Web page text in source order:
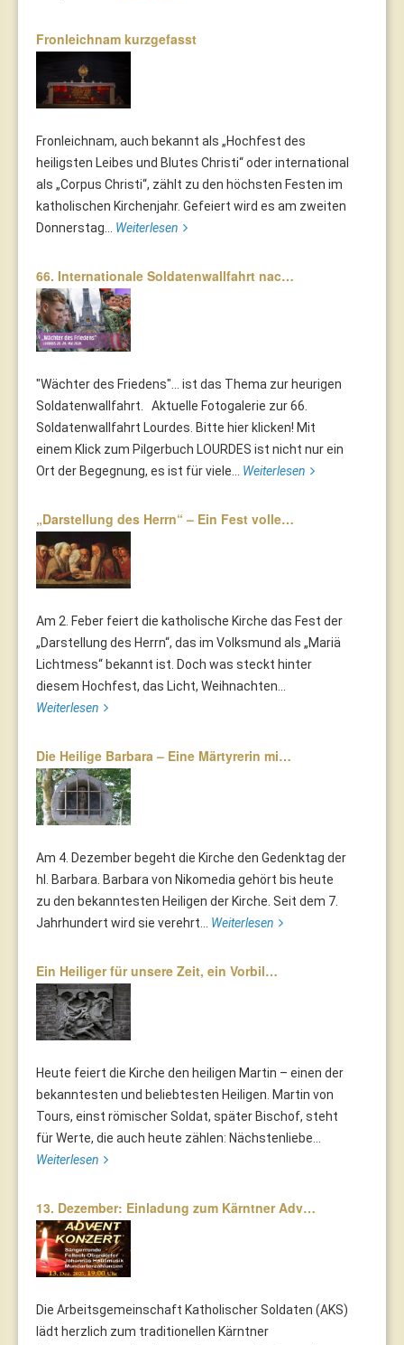
Fronleichnam kurzgefasst
Fronleichnam, auch bekannt als „Hochfest des
heiligsten Leibes und Blutes Christi“ oder international
als „Corpus Christi“, zählt zu den höchsten Festen im
katholischen Kirchenjahr. Gefeiert wird es am zweiten
Donnerstag... Weiterlesen
66. Internationale Soldatenwallfahrt nac…
"Wächter des Friedens"... ist das Thema zur heurigen
Soldatenwallfahrt. Aktuelle Fotogalerie zur 66.
Soldatenwallfahrt Lourdes. Bitte hier klicken! Mit
einem Klick zum Pilgerbuch LOURDES ist nicht nur ein
Ort der Begegnung, es ist für viele... Weiterlesen
„Darstellung des Herrn“ – Ein Fest volle…
Am 2. Feber feiert die katholische Kirche das Fest der
„Darstellung des Herrn“, das im Volksmund als „Mariä
Lichtmess“ bekannt ist. Doch was steckt hinter
diesem Hochfest, das Licht, Weihnachten...
Weiterlesen
Die Heilige Barbara – Eine Märtyrerin mi…
Am 4. Dezember begeht die Kirche den Gedenktag der
hl. Barbara. Barbara von Nikomedia gehört bis heute
zu den bekanntesten Heiligen der Kirche. Seit dem 7.
Jahrhundert wird sie verehrt... Weiterlesen
Ein Heiliger für unsere Zeit, ein Vorbil…
Heute feiert die Kirche den heiligen Martin – einen der
bekanntesten und beliebtesten Heiligen. Martin von
Tours, einst römischer Soldat, später Bischof, steht
für Werte, die auch heute zählen: Nächstenliebe...
Weiterlesen
13. Dezember: Einladung zum Kärntner Adv…
Die Arbeitsgemeinschaft Katholischer Soldaten (AKS)
lädt herzlich zum traditionellen Kärntner